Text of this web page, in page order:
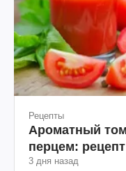
Рецепты
Ароматный
перцем:
3 дня назад